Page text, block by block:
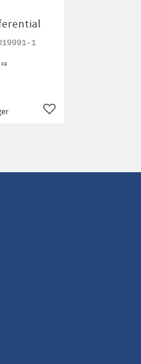
1
KR
Lägg till i favoriter